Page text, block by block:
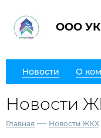
ООО УК
Новости О
Новости
Главная — Новости ЖКХ